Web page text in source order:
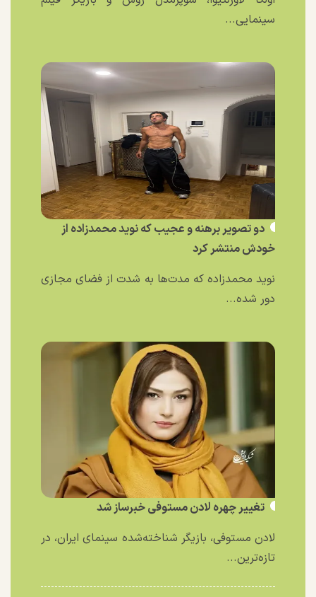
سینمایی...
دو تصویر برهنه و عجیب که نوید محمدزاده از
خودش منتشر کرد
نوید محمدزاده که مدت‌ها به شدت از فضای مجازی
دور شده...
تغییر چهره لادن مستوفی خبرساز شد
لادن مستوفی، بازیگر شناخته‌شده سینمای ایران، در
تازه‌ترین...